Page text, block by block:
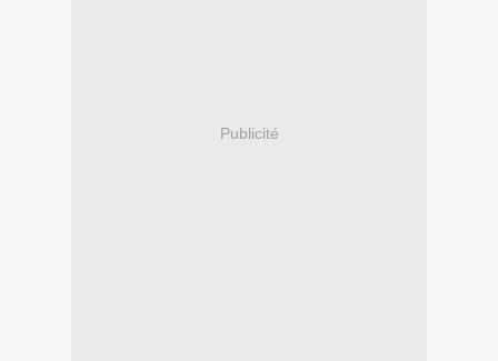
Publicité